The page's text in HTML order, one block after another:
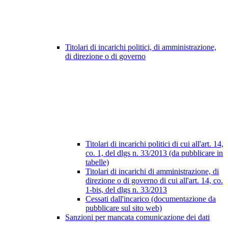
Titolari di incarichi politici, di amministrazione,
di direzione o di governo
Titolari di incarichi politici di cui all'art. 14,
co. 1, del dlgs n. 33/2013 (da pubblicare in
tabelle)
Titolari di incarichi di amministrazione, di
direzione o di governo di cui all'art. 14, co.
1-bis, del dlgs n. 33/2013
Cessati dall'incarico (documentazione da
pubblicare sul sito web)
Sanzioni per mancata comunicazione dei dati